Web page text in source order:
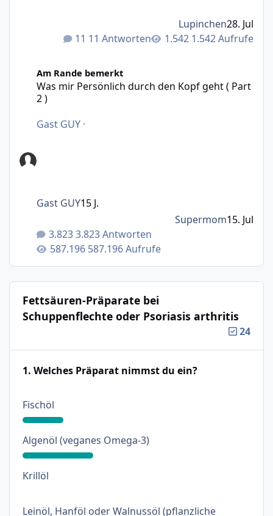
11 Antworten 1.542 Aufrufe
Lupinchen28. Jul
Am Rande bemerkt
Was mir Persönlich durch den Kopf geht ( Part
2 )
Gast GUY ·
3.823 Antworten
587.196 Aufrufe
Gast GUY15 J.
Supermom15. Jul
Fettsäuren-Präparate bei
Schuppenflechte oder Psoriasis arthritis
24
1. Welches Präparat nimmst du ein?
Fischöl: 18%
Algenöl (veganes Omega-3): 31%
Krillöl: 0%
Leinöl, Hanföl oder Walnussöl (pflanzliche